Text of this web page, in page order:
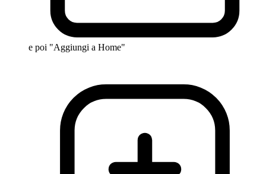
e poi "Aggiungi a Home"